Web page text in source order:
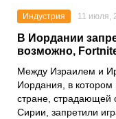
Индустрия 11 июля,
В Иордании
возможно,
Между Израилем и
Иордания, в
стране, страдающей
Сирии, запретили